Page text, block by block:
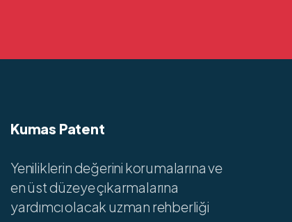
Kumas Patent
Yeniliklerin değerini korumalarına ve
en üst düzeye çıkarmalarına
yardımcı olacak uzman rehberliği